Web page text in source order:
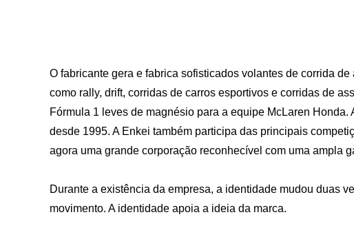
O fabricante gera e fabrica sofisticados volantes de corrida
como rally, drift, corridas de carros esportivos e corridas de
Fórmula 1 leves de magnésio para a equipe McLaren
desde 1995. A Enkei também participa das principais
agora uma grande corporação reconhecível com uma ampla
Durante a existência da empresa, a identidade mudou duas
movimento. A identidade apoia a ideia da marca.